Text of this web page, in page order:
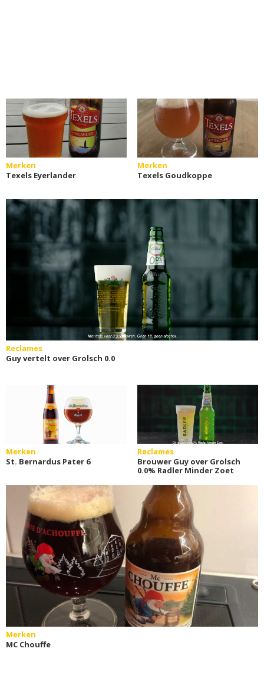
Merken
Texels Eyerlander
Merken
Texels Goudkoppe
Reclames
Guy vertelt over Grolsch 0.0
Merken
St. Bernardus Pater 6
Reclames
Brouwer Guy over Grolsch
0.0% Radler Minder Zoet
Merken
MC Chouffe